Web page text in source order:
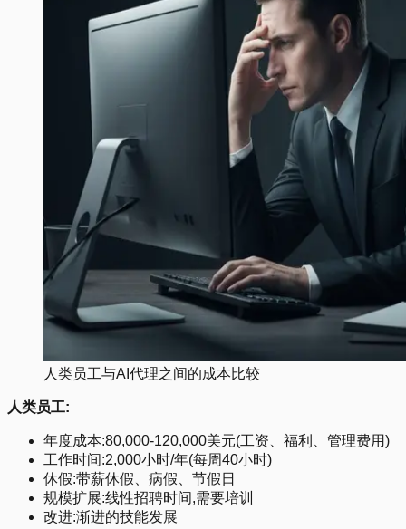
人类员工与AI代理之间的成本比较
人类员工:
年度成本:80,000-120,000美元(工资、福利、管理费用)
工作时间:2,000小时/年(每周40小时)
休假:带薪休假、病假、节假日
规模扩展:线性招聘时间,需要培训
改进:渐进的技能发展